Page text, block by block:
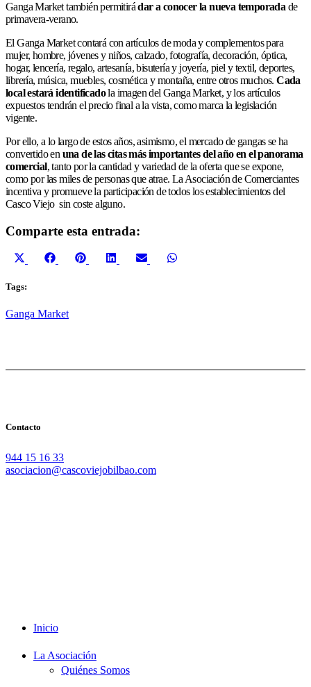
Ganga Market también permitirádar a conocer la nueva temporadade
primavera-verano.
El Ganga Market contará con artículos de moda y complementos para
mujer, hombre, jóvenes y niños, calzado, fotografía, decoración, óptica,
hogar, lencería, regalo, artesanía, bisutería y joyería, piel y textil, deportes,
librería, música, muebles, cosmética y montaña, entre otros muchos.Cada
local estará identificadola imagen del Ganga Market, y los artículos
expuestos tendrán el precio final a la vista, como marca la legislación
vigente.
Por ello, a lo largo de estos años, asimismo, el mercado de gangas se ha
convertido enuna de las citas más importantes del año en el panorama
comercial, tanto por la cantidad y variedad de la oferta que se expone,
como por las miles de personas que atrae. La Asociación de Comerciantes
incentiva y promueve la participación de todos los establecimientos del
Casco Viejo sin coste alguno.
Comparte esta entrada:
CompartirCompartir
FacebookCompartir
Pinterest Compartir
LinkedInCompartir
Email
Tags:
Ganga Market
Contacto
944 15 16 33
asociacion@cascoviejobilbao.com
Inicio
La Asociación
Quiénes Somos